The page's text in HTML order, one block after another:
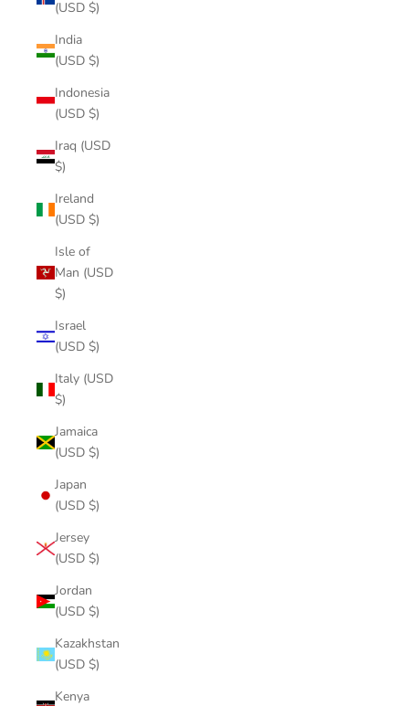
(USD $)
India
(USD $)
Indonesia
(USD $)
Iraq (USD
$)
Ireland
(USD $)
Isle of
Man (USD
$)
Israel
(USD $)
Italy (USD
$)
Jamaica
(USD $)
Japan
(USD $)
Jersey
(USD $)
Jordan
(USD $)
Kazakhstan
(USD $)
Kenya